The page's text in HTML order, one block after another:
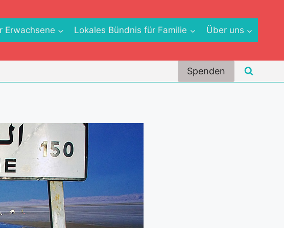
Erwachsene Lokales Bündnis für Familie Über uns
Spenden